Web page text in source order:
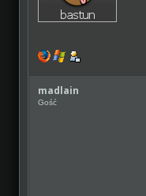
madlain
Gość